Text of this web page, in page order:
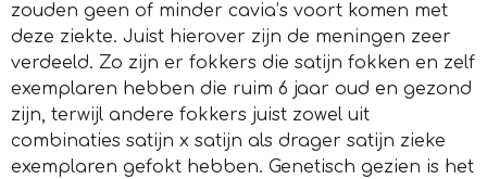
zouden geen of minder cavia’s voort komen met
deze ziekte. Juist hierover zijn de meningen zeer
verdeeld. Zo zijn er fokkers die satijn fokken en zelf
exemplaren hebben die ruim 6 jaar oud en gezond
zijn, terwijl andere fokkers juist zowel uit
combinaties satijn x satijn als drager satijn zieke
exemplaren gefokt hebben. Genetisch gezien is het